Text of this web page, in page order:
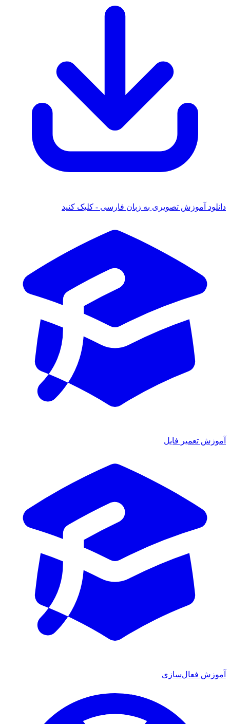
دانلود آموزش تصویری به زبان فارسی - کلیک کنید
آموزش تعمیر فایل
آموزش فعال‌سازی